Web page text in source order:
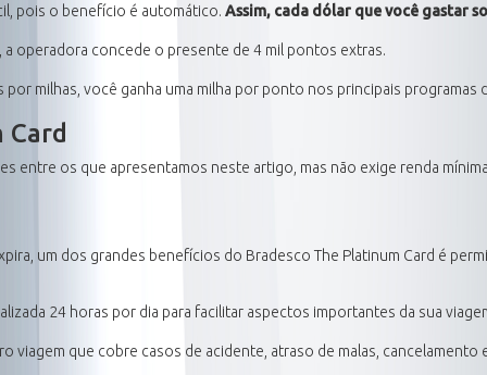
pois o benefício é automático. Assim, cada dólar que você gastar
operadora concede o presente de 4 mil pontos extras.
milhas, você ganha uma milha por ponto nos principais programas
Card
entre os que apresentamos neste artigo, mas não exige renda
um dos grandes benefícios do Bradesco The Platinum Card é
24 horas por dia para facilitar aspectos importantes da sua
viagem que cobre casos de acidente, atraso de malas,